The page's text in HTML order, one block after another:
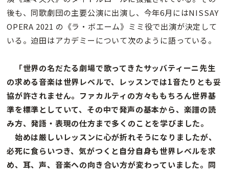
後も、同歌劇団の主要公演に出演し、今年6月にはNISSAY
OPERA 2021 の《ラ・ボエーム》ミミ役で出演が決定して
いる。迫田はアカデミーについて次のように語っている。
「世界の名だたる劇場で歌ってきたサッバティーニ先生
の求める音楽は世界レベルで、レッスンでは1音たりとも妥
協が許されません。ファカルティの方々ももちろん世界基
準を標準としていて、その中で発声の基本から、楽譜の読
み方、発語・表現の仕方まで多くのことを学びました。
始めは厳しいレッスンに心が折れそうになりましたが、
必死に食らいつき、気がつくと自分自身も世界レベルを求
め、耳、声、音楽への向き合い方が変わっていました。同